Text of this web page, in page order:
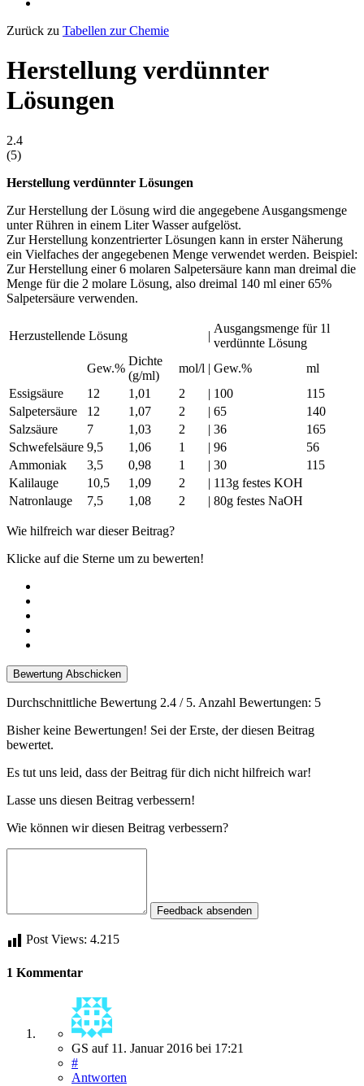
Zurück zu Tabellen zur Chemie
Herstellung verdünnter
Lösungen
2.4
(5)
Herstellung verdünnter Lösungen
Zur Herstellung der Lösung wird die angegebene Ausgangsmenge
unter Rühren in einem Liter Wasser aufgelöst.
Zur Herstellung konzentrierter Lösungen kann in erster Näherung
ein Vielfaches der angegebenen Menge verwendet werden. Beispiel:
Zur Herstellung einer 6 molaren Salpetersäure kann man dreimal die
Menge für die 2 molare Lösung, also dreimal 140 ml einer 65%
Salpetersäure verwenden.
Herzustellende Lösung |
Ausgangsmenge für 1l
verdünnte Lösung
Gew.%
Dichte
(g/ml)
mol/l | Gew.%
ml
Essigsäure
12 1,01 2 | 100
115
Salpetersäure
12 1,07 2 | 65
140
Salzsäure
7 1,03 2 | 36
165
Schwefelsäure 9,5 1,06 1 | 96
56
Ammoniak
3,5 0,98 1 | 30
115
Kalilauge
10,5 1,09 2 | 113g festes KOH
Natronlauge
7,5 1,08 2 | 80g festes NaOH
Wie hilfreich war dieser Beitrag?
Klicke auf die Sterne um zu bewerten!
Bewertung Abschicken
Durchschnittliche Bewertung 2.4 / 5. Anzahl Bewertungen: 5
Bisher keine Bewertungen! Sei der Erste, der diesen Beitrag
bewertet.
Es tut uns leid, dass der Beitrag für dich nicht hilfreich war!
Lasse uns diesen Beitrag verbessern!
Wie können wir diesen Beitrag verbessern?
Feedback absenden
Post Views: 4.215
1 Kommentar
GS auf 11. Januar 2016 bei 17:21
#
Antworten